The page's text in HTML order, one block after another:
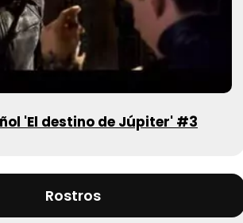
'El destino de Júpiter' #3
Rostros